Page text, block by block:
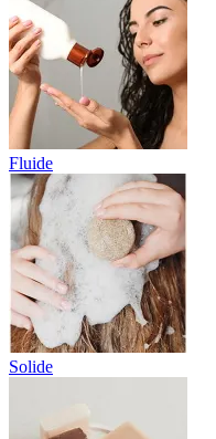
Fluide
Solide